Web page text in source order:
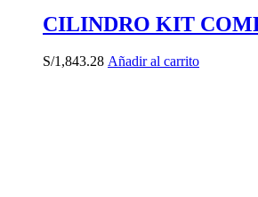
CILINDRO KIT
S/1,843.28 Añadir al carrito